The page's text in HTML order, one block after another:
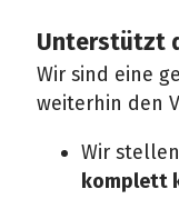
Unterstützt
Wir sind eine
weiterhin den
Wir
komplett